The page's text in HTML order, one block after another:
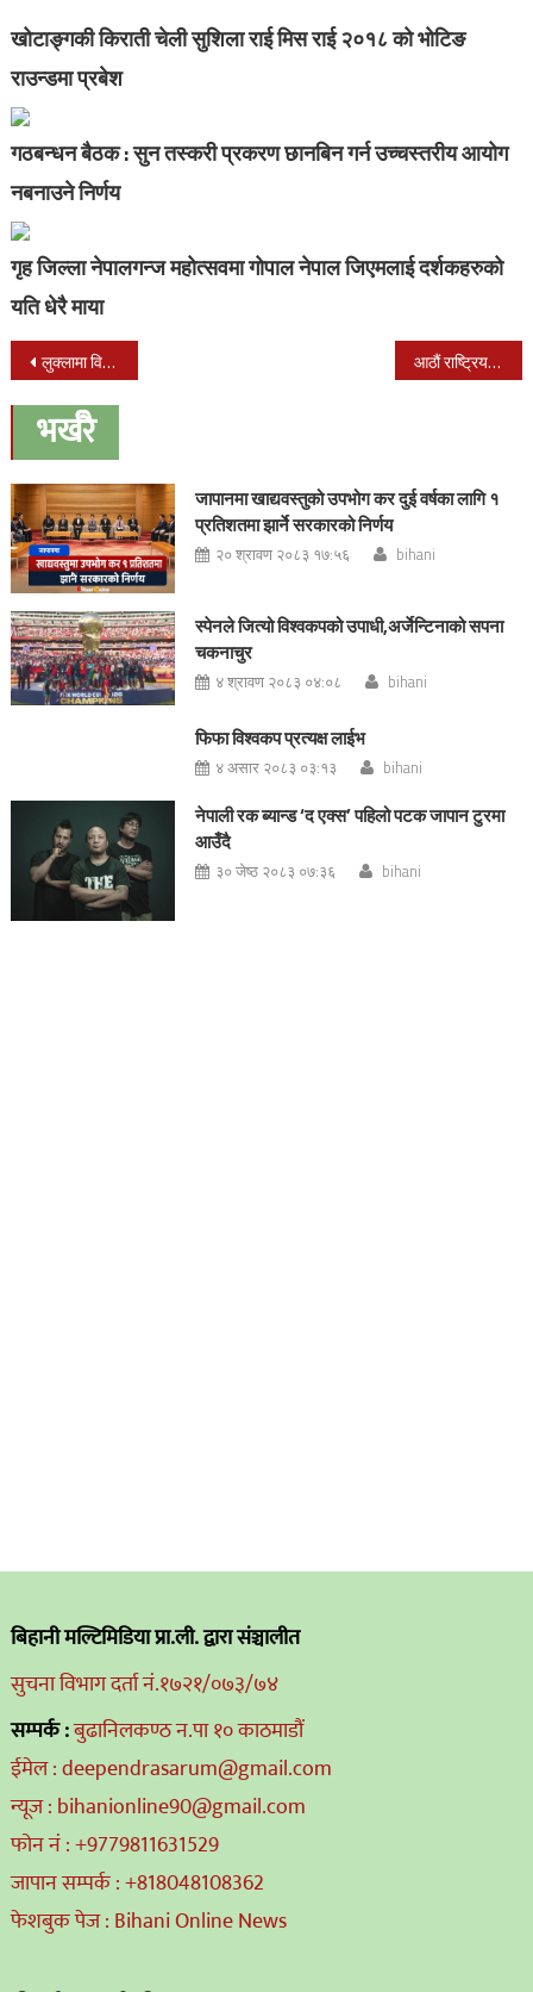
खोटाङ्गकी किराती चेली सुशिला राई मिस राई २०१८ को भोटिङ
राउन्डमा प्रबेश
गठबन्धन बैठक : सुन तस्करी प्रकरण छानबिन गर्न उच्चस्तरीय आयोग
नबनाउने निर्णय
गृह जिल्ला नेपालगन्ज महोत्सवमा गोपाल नेपाल जिएमलाई दर्शकहरुको
यति धेरै माया
Post
navigation
लुक्लामा विमान र हेलिकोप्टर दुर्घटनाः मृत्यु हुनेको संख्या ३ पुग्यो आठौं राष्ट्रिय खेलकुद अन्तर्गत साईक्लिङ प्रतियोगितामा आर्मी च्याम्पियन
भर्खरै
जापानमा खाद्यवस्तुको उपभोग कर दुई वर्षका लागि १
प्रतिशतमा झार्ने सरकारको निर्णय
२० श्रावण २०८३ १७:५६ bihani
स्पेनले जित्यो विश्वकपको उपाधी,अर्जेन्टिनाको सपना
चकनाचुर
४ श्रावण २०८३ ०४:०८ bihani
फिफा विश्वकप प्रत्यक्ष लाईभ
४ असार २०८३ ०३:१३ bihani
नेपाली रक ब्यान्ड ‘द एक्स’ पहिलो पटक जापान टुरमा
आउँदै
३० जेष्ठ २०८३ ०७:३६ bihani
बिहानी मल्टिमिडिया प्रा.ली. द्वारा संञ्चालीत
सुचना विभाग दर्ता नं.१७२१/०७३/७४
सम्पर्क :बुढानिलकण्ठ न.पा १० काठमाडौं
ईमेल : deependrasarum@gmail.com
न्यूज : bihanionline90@gmail.com
फोन नं : +9779811631529
जापान सम्पर्क : +818048108362
फेशबुक पेज : Bihani Online News